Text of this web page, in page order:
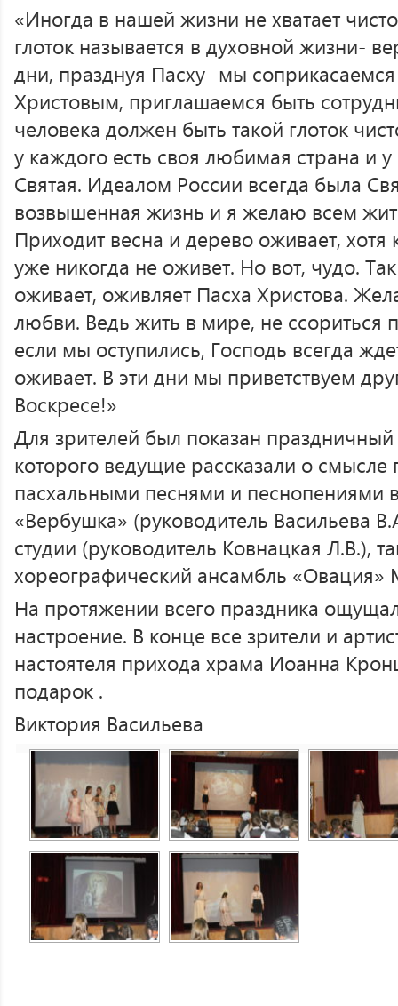
«Иногда в нашей жизни не хватает
глоток называется в духовной жизни-
дни, празднуя Пасху- мы
Христовым, приглашаемся быть
человека должен быть такой глоток
у каждого есть своя любимая страна и
Святая. Идеалом России всегда была
возвышенная жизнь и я желаю всем
Приходит весна и дерево оживает, хотя
уже никогда не оживет. Но вот, чудо.
оживает, оживляет Пасха Христова.
любви. Ведь жить в мире, не ссориться
если мы оступились, Господь всегда
оживает. В эти дни мы приветствуем
Воскресе!»
Для зрителей был показан
которого ведущие рассказали о смысле
пасхальными песнями и песнопениями
«Вербушка» (руководитель Васильева
студии (руководитель Ковнацкая Л.В.),
хореографический ансамбль
На протяжении всего праздника
настроение. В конце все зрители и
настоятеля прихода храма Иоанна
подарок .
Виктория Васильева